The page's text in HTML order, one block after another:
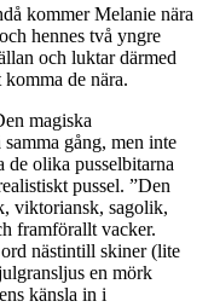
kommer Melanie nära
hennes två yngre
och luktar därmed
de nära.
magiska
gång, men inte
de olika pusselbitarna
pussel. ”Den
viktoriansk, sagolik,
framförallt vacker.
nästintill skiner (lite
en mörk
känsla in i